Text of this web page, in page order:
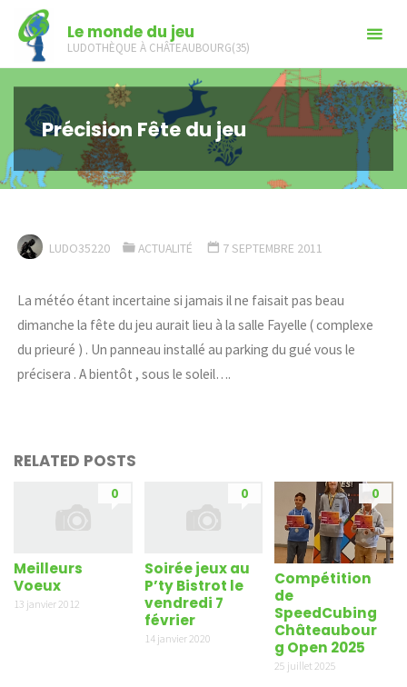
content
Le monde du jeu
LUDOTHÈQUE À CHÂTEAUBOURG(35)
Précision Fête du jeu
LUDO35220 ACTUALITÉ 7 SEPTEMBRE 2011
La météo étant incertaine si jamais il ne faisait pas beau
dimanche la fête du jeu aurait lieu à la salle Fayelle ( complexe
du prieuré ) . Un panneau installé au parking du gué vous le
précisera . A bientôt , sous le soleil….
RELATED POSTS
0
Meilleurs
Voeux
13 janvier 2012
0
Soirée jeux au
P’ty Bistrot le
vendredi 7
février
14 janvier 2020
0
Compétition
de
SpeedCubing
Châteaubour
g Open 2025
25 juillet 2025